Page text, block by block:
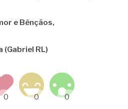
e Bênçãos,
(Gabriel RL)